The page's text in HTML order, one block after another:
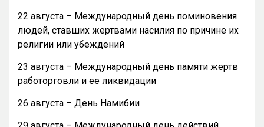
22 августа – Международный день поминовения
людей, ставших жертвами насилия по причине их
религии или убеждений
23 августа – Международный день памяти жертв
работорговли и ее ликвидации
26 августа – День Намибии